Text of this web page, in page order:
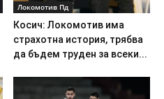
Локомотив Пд
Косич: Локомотив има
страхотна история, трябва
да бъдем труден за всеки...